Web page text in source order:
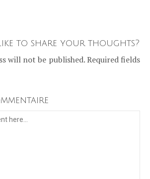
to share your thoughts?
will not be published. Required fields